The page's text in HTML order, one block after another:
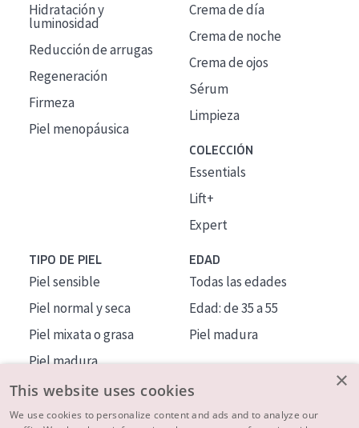
Hidratación y
luminosidad
Reducción de arrugas
Regeneración
Firmeza
Piel menopáusica
Crema de día
Crema de noche
Crema de ojos
Sérum
Limpieza
COLECCIÓN
Essentials
Lift+
Expert
TIPO DE PIEL
Piel sensible
Piel normal y seca
Piel mixata o grasa
Piel madura
Piel expuesta al sol
Piel menopáusica
EDAD
Todas las edades
Edad: de 35 a 55
Piel madura
×
This website uses cookies
We use cookies to personalize content and ads and to analyze our